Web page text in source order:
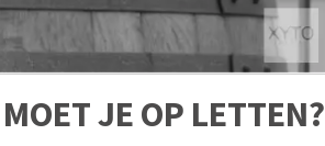
JE OP LETTEN?